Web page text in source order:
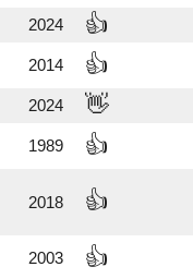
2024 👍
2014 👍
2024 👋
1989 👍
2018 👍
2003 👍